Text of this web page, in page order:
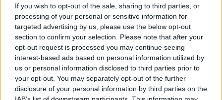
If you wish to opt-out of the sale, sharing to third parties, or
processing of your personal or sensitive information for
targeted advertising by us, please use the below opt-out
section to confirm your selection. Please note that after your
opt-out request is processed you may continue seeing
interest-based ads based on personal information utilized by
us or personal information disclosed to third parties prior to
your opt-out. You may separately opt-out of the further
disclosure of your personal information by third parties on the